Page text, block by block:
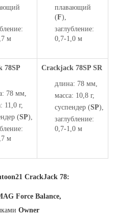
м
плавающий
(F),
заглубление:
0,7-1,0 м
78SP
78 мм,
11,0 г,
(SP),
м
Crackjack 78SP SR
длина: 78 мм,
масса: 10,8 г,
суспендер (SP),
заглубление:
0,7-1,0 м
CrackJack 78:
Force Balance,
Owner